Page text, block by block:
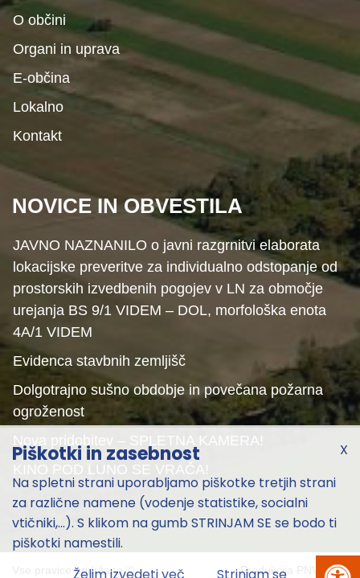
O občini
Organi in uprava
E-občina
Lokalno
Kontakt
NOVICE IN OBVESTILA
JAVNO NAZNANILO o javni razgrnitvi elaborata
lokacijske preveritve za individualno odstopanje od
prostorskih izvedbenih pogojev v LN za območje
urejanja BS 9/1 VIDEM – DOL, morfološka enota
4A/1 VIDEM
Evidenca stavbnih zemljišč
Dolgotrajno sušno obdobje in povečana požarna
ogroženost
Nova pridobitev – SPLETNA KAMERA!
KINO POD LUNO SE VRAČA!
Vse pravice pridržane ©
Produkcija 2026
X
Piškotki in zasebnost
Na spletni strani uporabljamo piškotke tretjih strani
za različne namene (vodenje statistike, socialni
vtičniki,...). S klikom na gumb STRINJAM SE se bodo ti
piškotki namestili.